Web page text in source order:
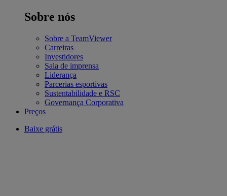
Sobre nós
Sobre a TeamViewer
Carreiras
Investidores
Sala de imprensa
Liderança
Parcerias esportivas
Sustentabilidade e RSC
Governança Corporativa
Preços
Baixe grátis